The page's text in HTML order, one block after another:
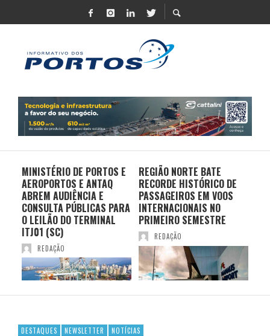
MINISTÉRIO DE PORTOS E
AEROPORTOS E ANTAQ
ABREM AUDIÊNCIA E
CONSULTA PÚBLICAS PARA
O LEILÃO DO TERMINAL
ITJ01 (SC)
REDAÇÃO
REGIÃO NORTE BATE
RECORDE HISTÓRICO DE
PASSAGEIROS EM VOOS
INTERNACIONAIS NO
PRIMEIRO SEMESTRE
REDAÇÃO
DESTAQUES NEWSLETTER NOTÍCIAS